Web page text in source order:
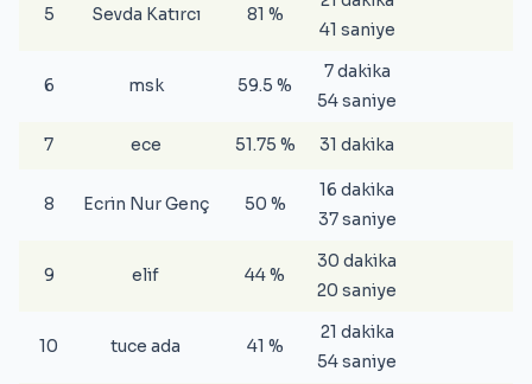
5 Sevda Katırcı 81 %
41 saniye
6 msk 59.5 %
7 dakika
54 saniye
7 ece 51.75 % 31 dakika
8 Ecrin Nur Genç 50 %
16 dakika
37 saniye
9 elif 44 %
30 dakika
20 saniye
10 tuce ada 41 %
21 dakika
54 saniye